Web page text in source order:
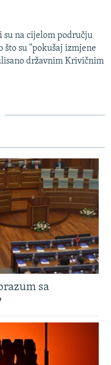
su na cijelom području
što su "pokušaj izmjene
državnim Krivičnim
sa